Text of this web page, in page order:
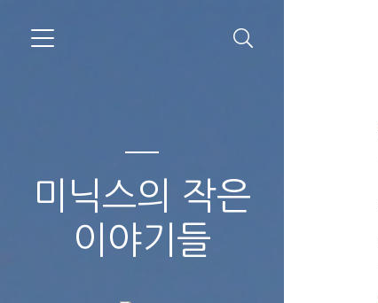
미닉스의 작은
이야기들